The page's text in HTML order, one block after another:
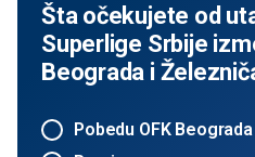
Šta očekujete od
Superlige Srbije
Beograda i
Pobedu OFK Beograda